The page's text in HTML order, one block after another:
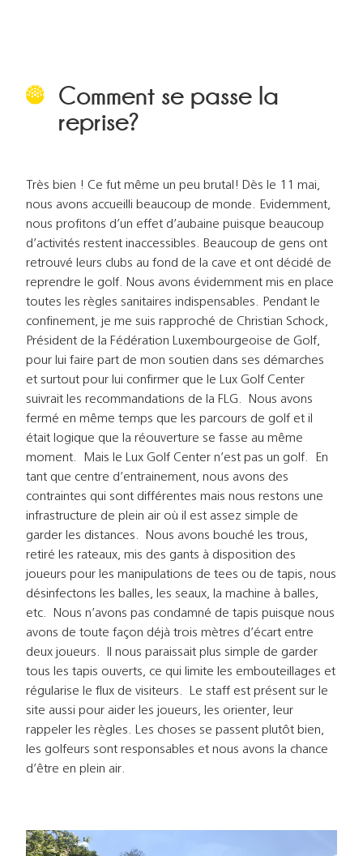
Comment se passe la
reprise?
Très bien ! Ce fut même un peu brutal! Dès le 11 mai,
nous avons accueilli beaucoup de monde. Evidemment,
nous profitons d’un effet d’aubaine puisque beaucoup
d’activités restent inaccessibles. Beaucoup de gens ont
retrouvé leurs clubs au fond de la cave et ont décidé de
reprendre le golf. Nous avons évidemment mis en place
toutes les règles sanitaires indispensables. Pendant le
confinement, je me suis rapproché de Christian Schock,
Président de la Fédération Luxembourgeoise de Golf,
pour lui faire part de mon soutien dans ses démarches
et surtout pour lui confirmer que le Lux Golf Center
suivrait les recommandations de la FLG. Nous avons
fermé en même temps que les parcours de golf et il
était logique que la réouverture se fasse au même
moment. Mais le Lux Golf Center n’est pas un golf. En
tant que centre d’entrainement, nous avons des
contraintes qui sont différentes mais nous restons une
infrastructure de plein air où il est assez simple de
garder les distances. Nous avons bouché les trous,
retiré les rateaux, mis des gants à disposition des
joueurs pour les manipulations de tees ou de tapis, nous
désinfectons les balles, les seaux, la machine à balles,
etc. Nous n’avons pas condamné de tapis puisque nous
avons de toute façon déjà trois mètres d’écart entre
deux joueurs. Il nous paraissait plus simple de garder
tous les tapis ouverts, ce qui limite les embouteillages et
régularise le flux de visiteurs. Le staff est présent sur le
site aussi pour aider les joueurs, les orienter, leur
rappeler les règles. Les choses se passent plutôt bien,
les golfeurs sont responsables et nous avons la chance
d’être en plein air.